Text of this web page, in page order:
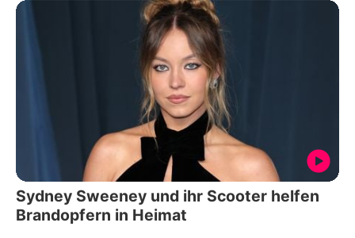
Sydney Sweeney und ihr Scooter helfen
Brandopfern in Heimat